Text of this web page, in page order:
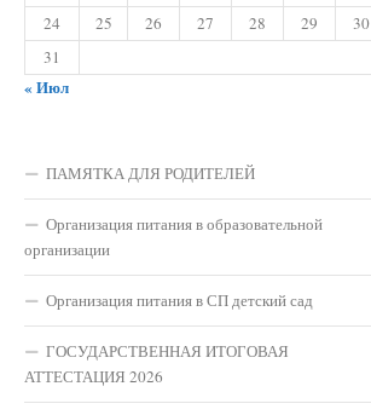
24
25 26 27 28 29
30
31
« Июл
ПАМЯТКА ДЛЯ РОДИТЕЛЕЙ
Организация питания в образовательной
организации
Организация питания в СП детский сад
ГОСУДАРСТВЕННАЯ ИТОГОВАЯ
АТТЕСТАЦИЯ 2026